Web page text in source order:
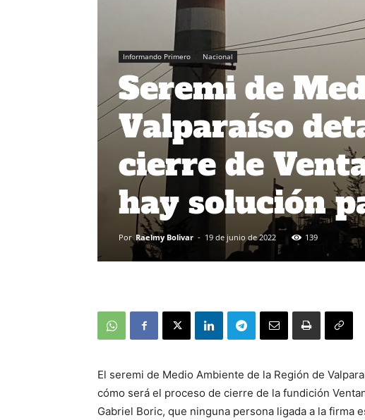
Informando Primero Nacional
Seremi de
Valparaíso
cierre de
hay solución
Por Raelmy Bolivar - 19 de junio de 2022 139
El seremi de Medio Ambiente de la Región de
cómo será el proceso de cierre de la fundición
Gabriel Boric, que ninguna persona ligada a la firma